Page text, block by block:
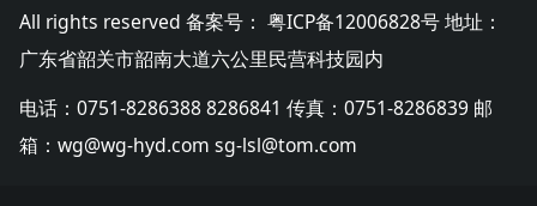
All rights reserved 备案号： 粤ICP备12006828号地址：
广东省韶关市韶南大道六公里民营科技园内
电话：0751-8286388 8286841 传真：0751-8286839 邮
箱：wg@wg-hyd.com sg-lsl@tom.com